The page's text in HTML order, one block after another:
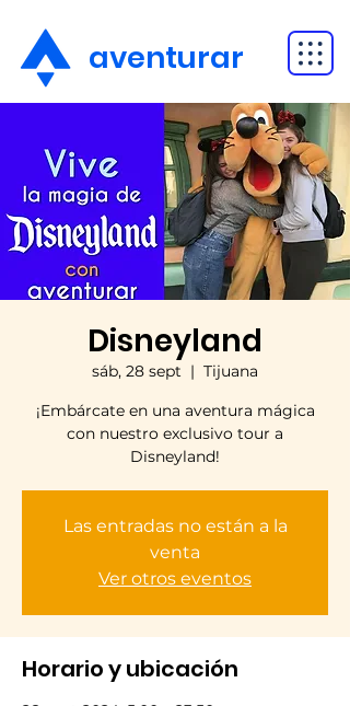
aventurar
Disneyland
sáb, 28 sept
  |
Tijuana
¡Embárcate en una aventura mágica
con nuestro exclusivo tour a
Disneyland!
Las entradas no están a la
venta
Ver otros eventos
Horario y ubicación